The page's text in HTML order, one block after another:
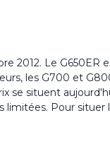
2012. Le G650ER
les G700 et
se situent
Pour